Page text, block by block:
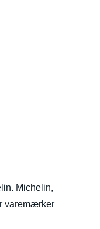
Michelin,
varemærker